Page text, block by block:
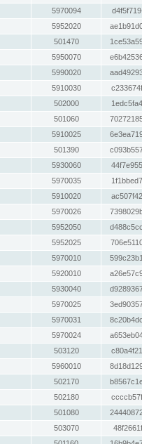
5970094
5952020
501470
5950070
5990020
5910030
502000
501060
5910025
501390
5930060
5970035
5910020
5970026
5952050
5952025
5970010
5920010
5930040
5970025
5970031
5970024
503120
5960010
502170
502180
501080
503070